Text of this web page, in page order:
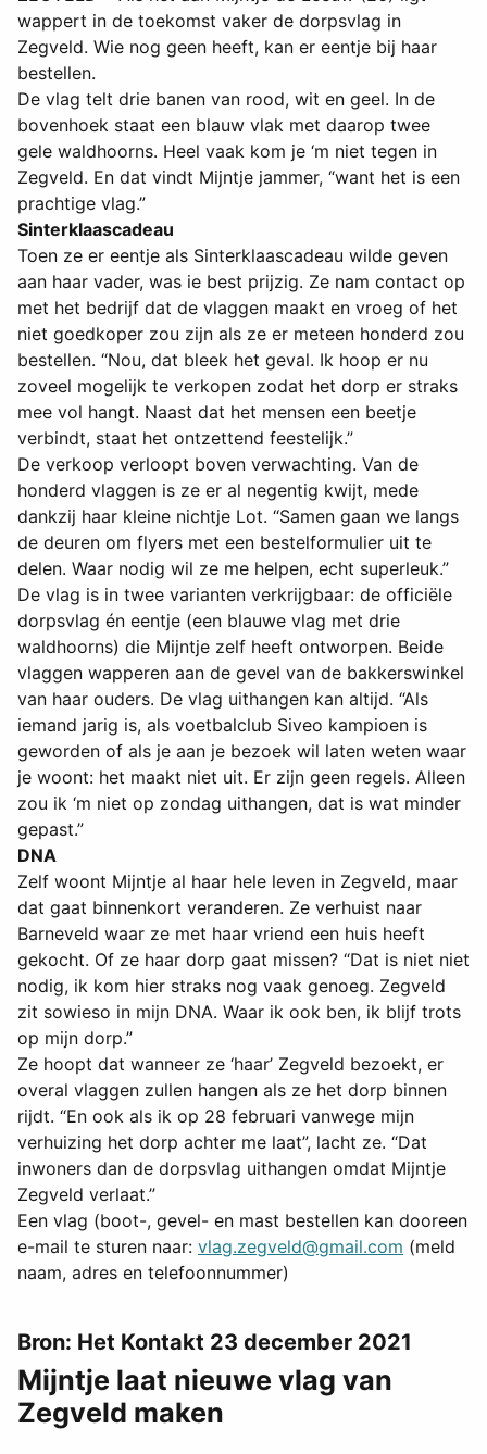
wappert in de toekomst vaker de dorpsvlag in
Zegveld. Wie nog geen heeft, kan er eentje bij haar
bestellen.
De vlag telt drie banen van rood, wit en geel. In de
bovenhoek staat een blauw vlak met daarop twee
gele waldhoorns. Heel vaak kom je ‘m niet tegen in
Zegveld. En dat vindt Mijntje jammer, “want het is een
prachtige vlag.”
Sinterklaascadeau
Toen ze er eentje als Sinterklaascadeau wilde geven
aan haar vader, was ie best prijzig. Ze nam contact op
met het bedrijf dat de vlaggen maakt en vroeg of het
niet goedkoper zou zijn als ze er meteen honderd zou
bestellen. “Nou, dat bleek het geval. Ik hoop er nu
zoveel mogelijk te verkopen zodat het dorp er straks
mee vol hangt. Naast dat het mensen een beetje
verbindt, staat het ontzettend feestelijk.”
De verkoop verloopt boven verwachting. Van de
honderd vlaggen is ze er al negentig kwijt, mede
dankzij haar kleine nichtje Lot. “Samen gaan we langs
de deuren om flyers met een bestelformulier uit te
delen. Waar nodig wil ze me helpen, echt superleuk.”
De vlag is in twee varianten verkrijgbaar: de officiële
dorpsvlag én eentje (een blauwe vlag met drie
waldhoorns) die Mijntje zelf heeft ontworpen. Beide
vlaggen wapperen aan de gevel van de bakkerswinkel
van haar ouders. De vlag uithangen kan altijd. “Als
iemand jarig is, als voetbalclub Siveo kampioen is
geworden of als je aan je bezoek wil laten weten waar
je woont: het maakt niet uit. Er zijn geen regels. Alleen
zou ik ‘m niet op zondag uithangen, dat is wat minder
gepast.”
DNA
Zelf woont Mijntje al haar hele leven in Zegveld, maar
dat gaat binnenkort veranderen. Ze verhuist naar
Barneveld waar ze met haar vriend een huis heeft
gekocht. Of ze haar dorp gaat missen? “Dat is niet niet
nodig, ik kom hier straks nog vaak genoeg. Zegveld
zit sowieso in mijn DNA. Waar ik ook ben, ik blijf trots
op mijn dorp.”
Ze hoopt dat wanneer ze ‘haar’ Zegveld bezoekt, er
overal vlaggen zullen hangen als ze het dorp binnen
rijdt. “En ook als ik op 28 februari vanwege mijn
verhuizing het dorp achter me laat”, lacht ze. “Dat
inwoners dan de dorpsvlag uithangen omdat Mijntje
Zegveld verlaat.”
Een vlag (boot-, gevel- en mast bestellen kan dooreen
e-mail te sturen naar: vlag.zegveld@gmail.com (meld
naam, adres en telefoonnummer)
Bron: Het Kontakt 23 december 2021
Mijntje laat nieuwe vlag van
Zegveld maken